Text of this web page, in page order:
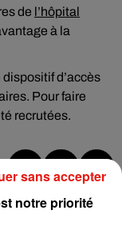
de l’hôpital
à la
d’accès
Pour faire
recrutées.
notre priorité
sans accepter